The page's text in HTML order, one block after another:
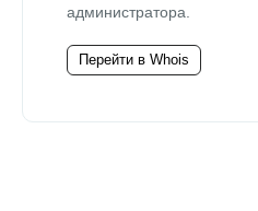
администратора.
Перейти в Whois